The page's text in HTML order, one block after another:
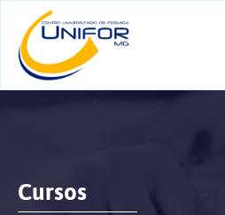
Cursos